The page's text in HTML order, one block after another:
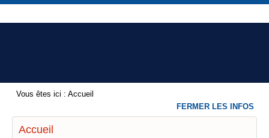
Vous êtes ici : Accueil
Accueil
FERMER LES INFOS